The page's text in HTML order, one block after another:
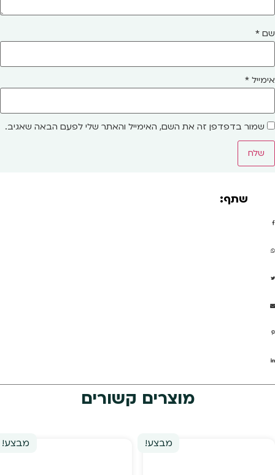
שם *
אימייל *
שמור בדפדפן זה את השם, האימייל והאתר שלי לפעם הבאה שאגיב.
שתף:
מוצרים קשורים
מבצע! מבצע!